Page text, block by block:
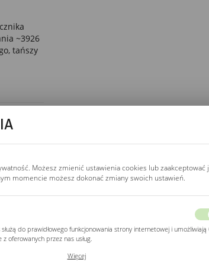
~3926
tańszy
kinkiet,
smart
Wi-Fi
1)
Możesz zmienić ustawienia cookies lub zaakceptować
momencie możesz dokonać zmiany swoich ustawień.
do prawidłowego funkcjonowania strony internetowej i umożliwiają
oferowanych przez nas usług.
prywatności, logowania czy wypełniania formularzy. Dzięki plikom
Więcej